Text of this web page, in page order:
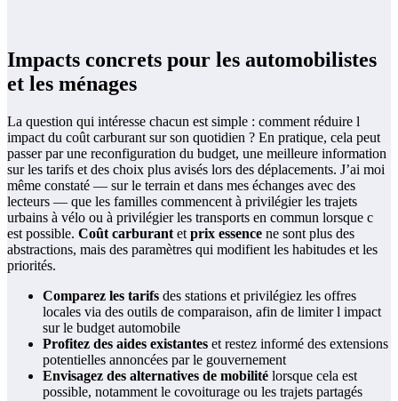
Impacts concrets pour les automobilistes
et les ménages
La question qui intéresse chacun est simple : comment réduire l
impact du coût carburant sur son quotidien ? En pratique, cela peut
passer par une reconfiguration du budget, une meilleure information
sur les tarifs et des choix plus avisés lors des déplacements. J’ai moi
même constaté — sur le terrain et dans mes échanges avec des
lecteurs — que les familles commencent à privilégier les trajets
urbains à vélo ou à privilégier les transports en commun lorsque c
est possible. Coût carburant et prix essence ne sont plus des
abstractions, mais des paramètres qui modifient les habitudes et les
priorités.
Comparez les tarifs des stations et privilégiez les offres
locales via des outils de comparaison, afin de limiter l impact
sur le budget automobile
Profitez des aides existantes et restez informé des extensions
potentielles annoncées par le gouvernement
Envisagez des alternatives de mobilité lorsque cela est
possible, notamment le covoiturage ou les trajets partagés